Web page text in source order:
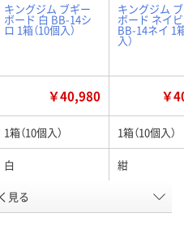
キングジム ブギー
ボード 白 BB-14シ
ロ 1箱（10個入）
キングジム
ボード ネイ
BB-14ネイ 1
入）
￥40,980 ￥
1箱（10個入） 1箱（10個入）
白 紺
U345104 U345106
見る